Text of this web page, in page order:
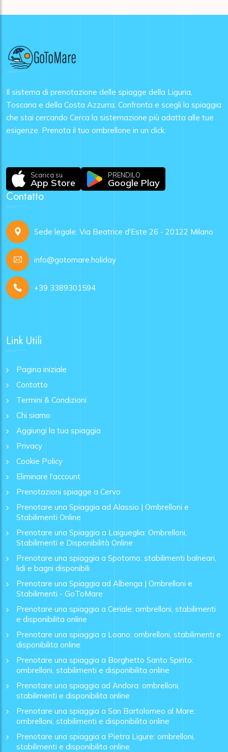
Il sistema di prenotazione delle spiagge della Liguria,
Toscana e della Costa Azzurra. Confronta e scegli la spiaggia
che stai cercando Cerca la sistemazione più adatta alle tue
esigenze. Prenota il tuo ombrellone in un click.
Scarica su
App Store
PRENDILO
Google Play
Contatto
Sede legale: Via Beatrice d'Este 26 - 20122 Milano
info@gotomare.holiday
+39 3389301594
Link Utili
Pagina iniziale
Contatto
Termini & Condizioni
Chi siamo
Aggiungi la tua spiaggia
Privacy
Cookie Policy
Eliminare l'account
Prenotazioni spiagge a Cervo
Prenotare una Spiaggia ad Alassio | Ombrelloni e
Stabilimenti Online
Prenotare una Spiaggia a Laigueglia: Ombrelloni,
Stabilimenti e Disponibilità Online
Prenotare una spiaggia a Spotorno: stabilimenti balneari,
lidi e bagni disponibili
Prenotare una Spiaggia ad Albenga | Ombrelloni e
Stabilimenti - GoToMare
Prenotare una spiaggia a Ceriale: ombrelloni, stabilimenti
e disponibilita online
Prenotare una spiaggia a Loano: ombrelloni, stabilimenti e
disponibilita online
Prenotare una spiaggia a Borghetto Santo Spirito:
ombrelloni, stabilimenti e disponibilita online
Prenotare una spiaggia ad Andora: ombrelloni,
stabilimenti e disponibilita online
Prenotare una spiaggia a San Bartolomeo al Mare:
ombrelloni, stabilimenti e disponibilita online
Prenotare una spiaggia a Pietra Ligure: ombrelloni,
stabilimenti e disponibilita online